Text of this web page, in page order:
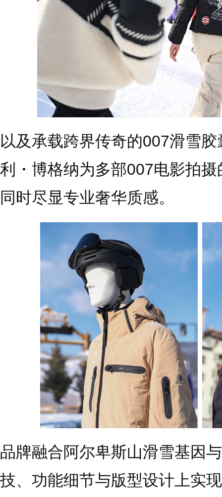
以及承载跨界传奇的007滑雪胶
利・博格纳为多部007电影拍
同时尽显专业奢华质感。
品牌融合阿尔卑斯山滑雪基因
技、功能细节与版型设计上实